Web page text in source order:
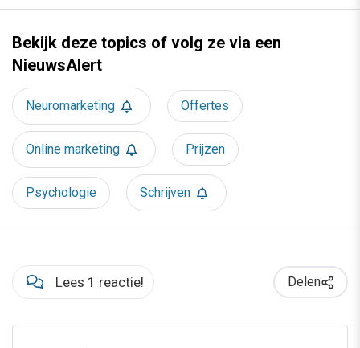
Bekijk deze topics of volg ze via een
NieuwsAlert
Neuromarketing Offertes
Online marketing Prijzen
Psychologie Schrijven
Lees 1 reactie! Delen